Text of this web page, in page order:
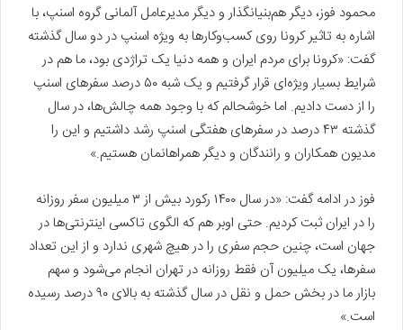
محمود فوز، دیگر هم‌بنیانگذار و دیگر مدیرعامل آلمانی‌ گروه اسنپ، با
اشاره به تاثیر کرونا روی کسب‌و‌کارها به ویژه اسنپ در دو سال گذشته
گفت: «کرونا برای مردم ایران و همه دنیا یک تراژدی بود، ما هم در
شرایط بسیار ویژه‌ای قرار گرفتیم و یک‌ شبه ۵۰ درصد سفرهای اسنپ
را از دست دادیم. اما خوشحالم که با وجود همه چالش‌ها، در سال
گذشته ۴۳ درصد در سفرهای هفتگی اسنپ رشد داشتیم و این را
مدیون همکاران و رانندگان و دیگر همراهانمان هستیم.»
فوز در ادامه گفت: «در سال ۱۴۰۰ رکورد بیش از ۳ میلیون سفر روزانه
را در ایران ثبت کردیم. حتی اوبر هم که الگوی تاکسی اینترنتی‌ها در
جهان است، چنین حجم سفری را در هیچ شهری ندارد و از این تعداد
سفرها، یک میلیون آن فقط روزانه در تهران انجام می‌شود و سهم
بازار ما در بخش حمل و نقل در سال گذشته به بالای ۹۰ درصد رسیده
است.»